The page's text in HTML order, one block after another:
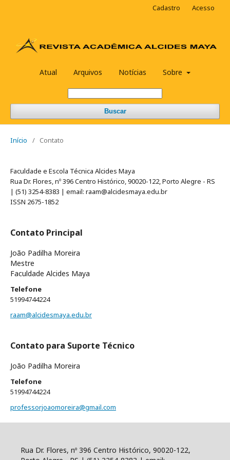
Atual Arquivos Notícias Sobre
Buscar
Cadastro Acesso
Início / Contato
Faculdade e Escola Técnica Alcides Maya
Rua Dr. Flores, nº 396 Centro Histórico, 90020-122, Porto Alegre - RS
| (51) 3254-8383 | email: raam@alcidesmaya.edu.br
ISSN 2675-1852
Contato Principal
João Padilha Moreira
Mestre
Faculdade Alcides Maya
Telefone
51994744224
raam@alcidesmaya.edu.br
Contato para Suporte Técnico
João Padilha Moreira
Telefone
51994744224
professorjoaomoreira@gmail.com
Rua Dr. Flores, nº 396 Centro Histórico, 90020-122,